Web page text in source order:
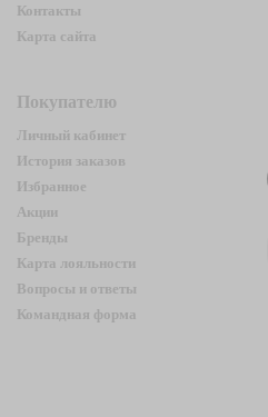
Контакты
Карта сайта
Покупателю
Личный кабинет
История заказов
Избранное
Акции
Бренды
Карта лояльности
Вопросы и ответы
Командная форма